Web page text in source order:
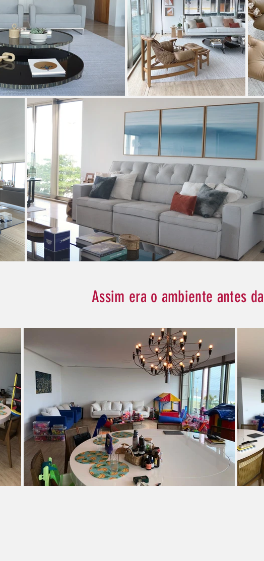
Assim era o ambiente antes